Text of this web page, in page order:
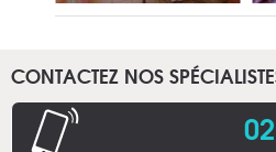
CONTACTEZ NOS